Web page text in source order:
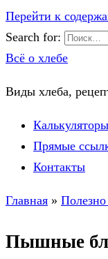
Перейти к
Search for:
Всё о хлебе
Виды хлеба,
Калькуляторы
Прямые
Контакты
Главная » Полезно
Пышные